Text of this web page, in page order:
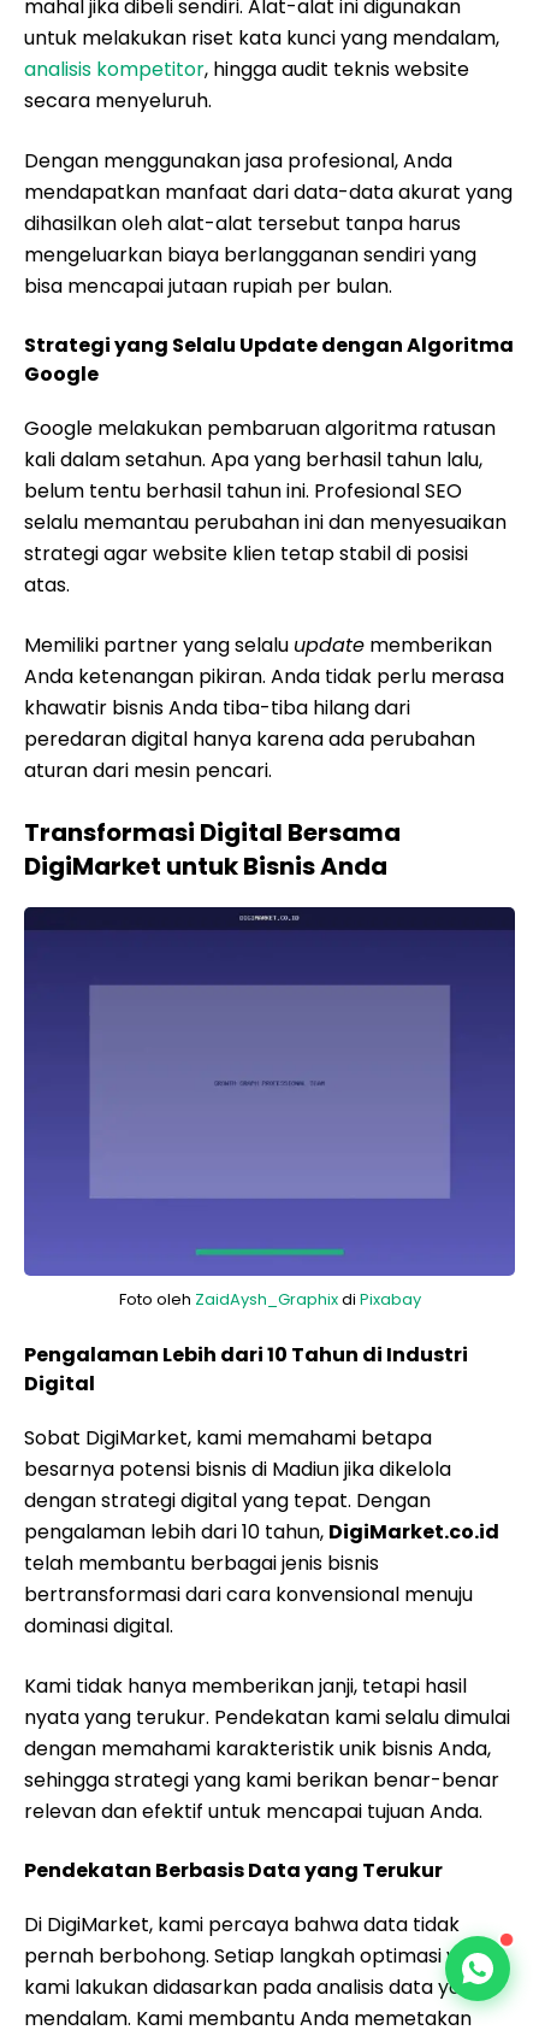
mahal jika dibeli sendiri. Alat-alat ini digunakan
untuk melakukan riset kata kunci yang mendalam,
analisis kompetitor, hingga audit teknis website
secara menyeluruh.
Dengan menggunakan jasa profesional, Anda
mendapatkan manfaat dari data-data akurat yang
dihasilkan oleh alat-alat tersebut tanpa harus
mengeluarkan biaya berlangganan sendiri yang
bisa mencapai jutaan rupiah per bulan.
Strategi yang Selalu Update dengan Algoritma
Google
Google melakukan pembaruan algoritma ratusan
kali dalam setahun. Apa yang berhasil tahun lalu,
belum tentu berhasil tahun ini. Profesional SEO
selalu memantau perubahan ini dan menyesuaikan
strategi agar website klien tetap stabil di posisi
atas.
Memiliki partner yang selalu update memberikan
Anda ketenangan pikiran. Anda tidak perlu merasa
khawatir bisnis Anda tiba-tiba hilang dari
peredaran digital hanya karena ada perubahan
aturan dari mesin pencari.
Transformasi Digital Bersama
DigiMarket untuk Bisnis Anda
Foto oleh ZaidAysh_Graphixdi Pixabay
Pengalaman Lebih dari 10 Tahun di Industri
Digital
Sobat DigiMarket, kami memahami betapa
besarnya potensi bisnis di Madiun jika dikelola
dengan strategi digital yang tepat. Dengan
pengalaman lebih dari 10 tahun, DigiMarket.co.id
telah membantu berbagai jenis bisnis
bertransformasi dari cara konvensional menuju
dominasi digital.
Kami tidak hanya memberikan janji, tetapi hasil
nyata yang terukur. Pendekatan kami selalu dimulai
dengan memahami karakteristik unik bisnis Anda,
sehingga strategi yang kami berikan benar-benar
relevan dan efektif untuk mencapai tujuan Anda.
Pendekatan Berbasis Data yang Terukur
Di DigiMarket, kami percaya bahwa data tidak
pernah berbohong. Setiap langkah optimasi yang
kami lakukan didasarkan pada analisis data yang
mendalam. Kami membantu Anda memetakan